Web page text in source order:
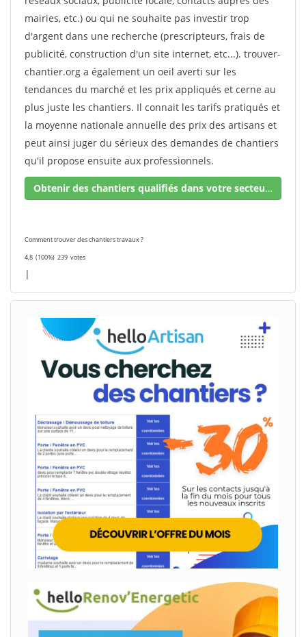
mairies, etc.) ou qui ne souhaite pas investir trop
d'argent dans une recherche (prescripteurs, frais de
publicité, construction d'un site internet, etc...). trouver-
chantier.org a également un oeil averti sur les
tendances du marché et les prix appliqués et cerne au
plus juste les chantiers. Il connait les tarifs pratiqués et
la moyenne nationale annuelle des prix des artisans et
peut ainsi juger du sérieux des demandes de chantiers
qu'il propose ensuite aux professionnels.
Obtenir des chantiers qualifiés dans votre secteur !
Comment trouver des chantiers travaux ?
4,8 (100%) 239 votes
|